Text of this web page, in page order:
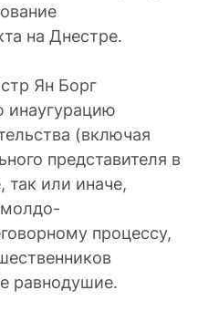
на Днестре.
Ян Борг
инаугурацию
(включая
представителя в
так или иначе,
молдо-
процессу,
равнодушие.